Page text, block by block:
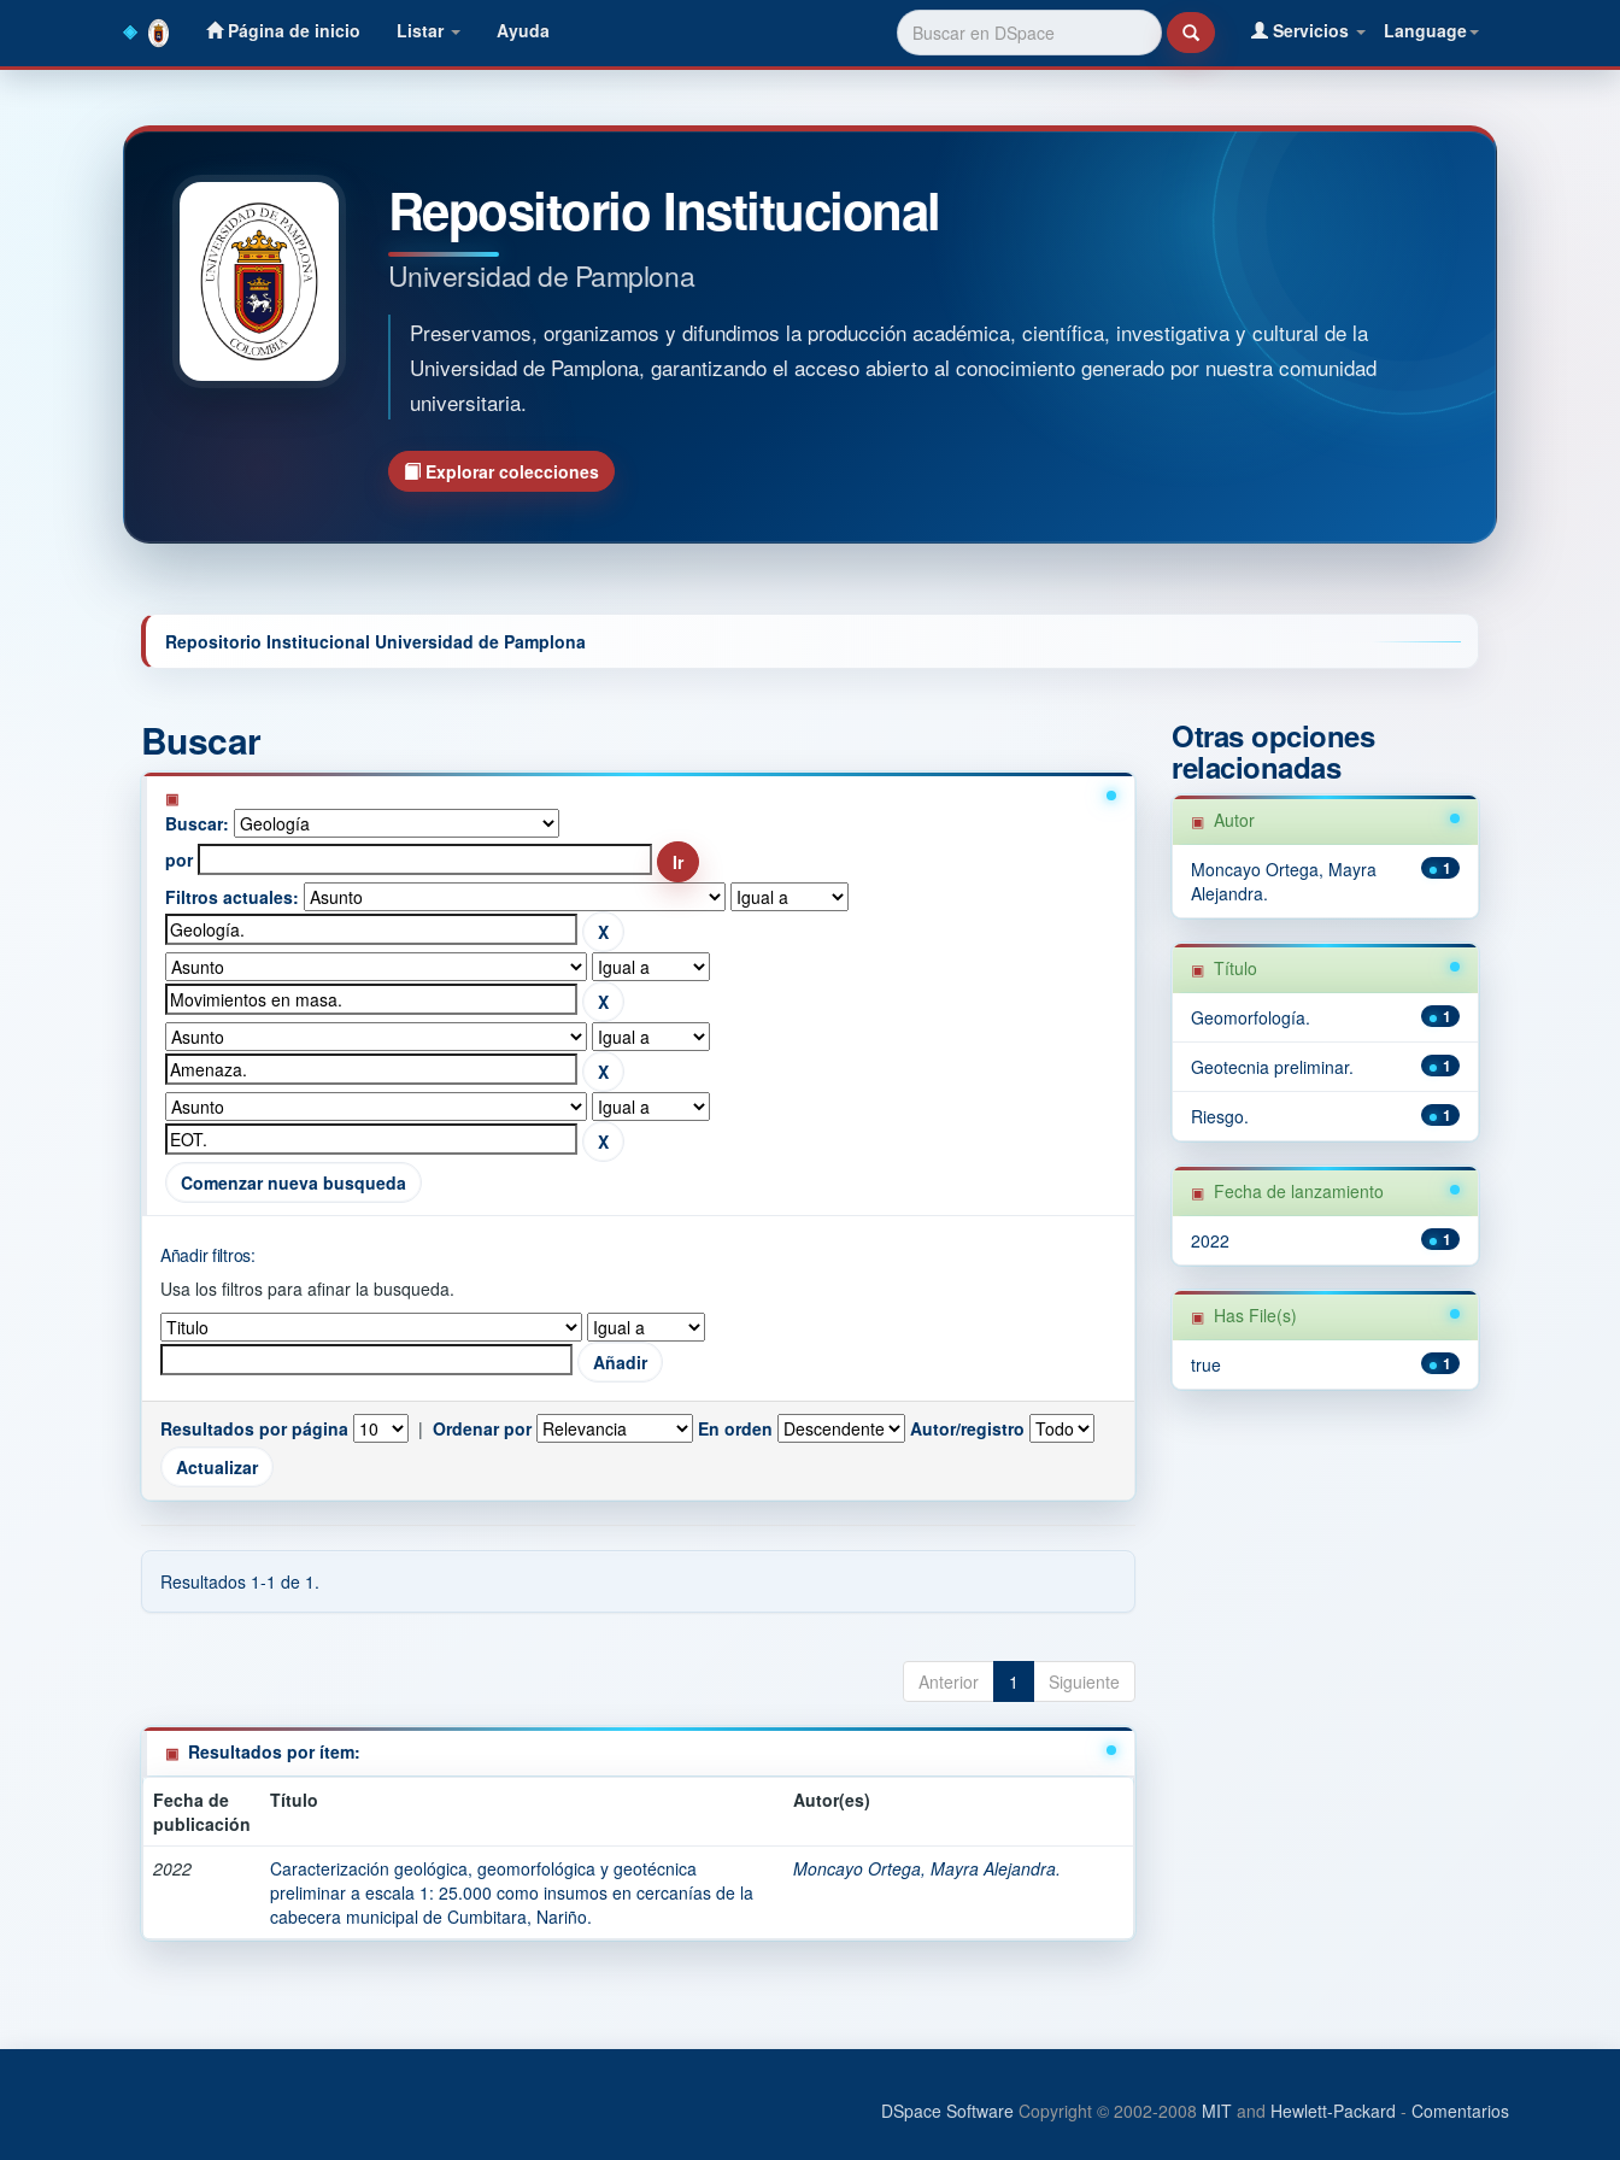
Página de inicio Listar Ayuda Language
Servicios
Repositorio Institucional
Universidad de Pamplona
Preservamos, organizamos y difundimos la producción académica, científica, investigativa y cultural de la
Universidad de Pamplona, garantizando el acceso abierto al conocimiento generado por nuestra comunidad
universitaria.
Explorar colecciones
Repositorio Institucional Universidad de Pamplona
Buscar
Buscar:
por
Filtros actuales:
Comenzar nueva busqueda
Añadir filtros:
Usa los filtros para afinar la busqueda.
Resultados por página | Ordenar por En orden Autor/registro
Resultados 1-1 de 1.
Anterior 1 Siguiente
Resultados por ítem:
Fecha de
publicación
Título Autor(es)
2022
Caracterización geológica, geomorfológica y geotécnica
preliminar a escala 1: 25.000 como insumos en cercanías de la
cabecera municipal de Cumbitara, Nariño.
Moncayo Ortega, Mayra Alejandra.
Otras opciones
relacionadas
Autor
1
Moncayo Ortega, Mayra
Alejandra.
Título
1
Geomorfología.
1
Geotecnia preliminar.
1
Riesgo.
Fecha de lanzamiento
1
2022
Has File(s)
1
true
DSpace Software Copyright © 2002-2008 MIT and Hewlett-Packard - Comentarios